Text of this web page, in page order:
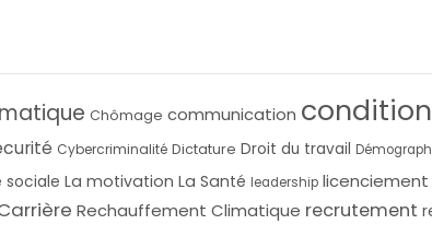
Chômage communication
Cybercriminalité Dictature Droit du travail
sociale La motivation La Santé leadership licenciement
Rechauffement Climatique recrutement